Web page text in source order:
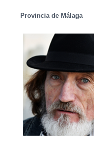
Provincia de Málaga